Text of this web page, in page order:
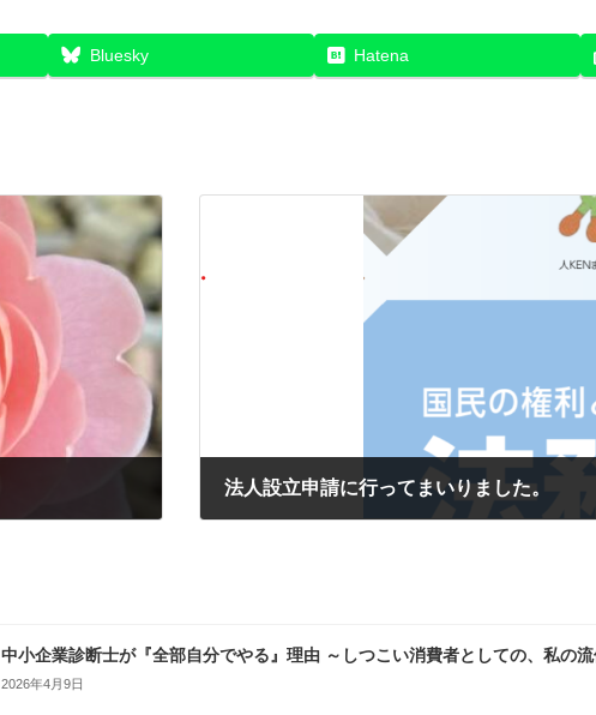
Bluesky Hatena
法人設立申請に行ってまいりました。
中小企業診断士が『全部自分でやる』理由 ～しつこい消費者としての、私の流
2026年4月9日